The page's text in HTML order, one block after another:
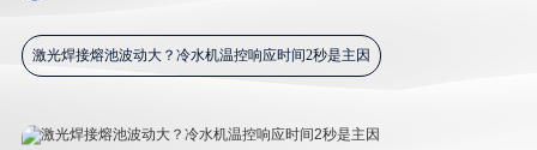
激光焊接熔池波动大？冷水机温控响应时间2秒是主因